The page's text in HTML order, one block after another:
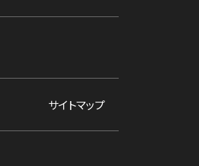
サイトマップ